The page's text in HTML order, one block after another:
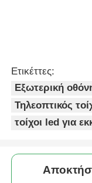
Ετικέττες:
Εξωτερική
Τηλεοπτικός
τοίχοι led για